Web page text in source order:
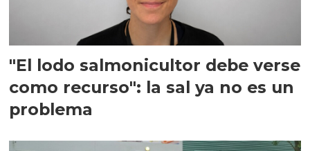
"El lodo salmonicultor debe verse
como recurso": la sal ya no es un
problema